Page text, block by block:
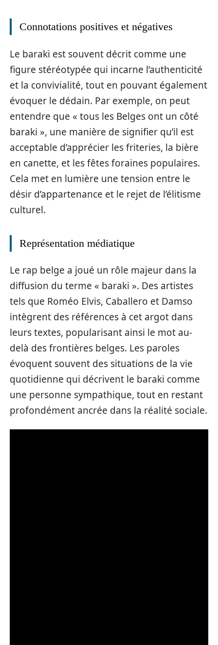
Connotations positives et négatives
Le baraki est souvent décrit comme une
figure stéréotypée qui incarne l’authenticité
et la convivialité, tout en pouvant également
évoquer le dédain. Par exemple, on peut
entendre que « tous les Belges ont un côté
baraki », une manière de signifier qu’il est
acceptable d’apprécier les friteries, la bière
en canette, et les fêtes foraines populaires.
Cela met en lumière une tension entre le
désir d’appartenance et le rejet de l’élitisme
culturel.
Représentation médiatique
Le rap belge a joué un rôle majeur dans la
diffusion du terme « baraki ». Des artistes
tels que Roméo Elvis, Caballero et Damso
intègrent des références à cet argot dans
leurs textes, popularisant ainsi le mot au-
delà des frontières belges. Les paroles
évoquent souvent des situations de la vie
quotidienne qui décrivent le baraki comme
une personne sympathique, tout en restant
profondément ancrée dans la réalité sociale.